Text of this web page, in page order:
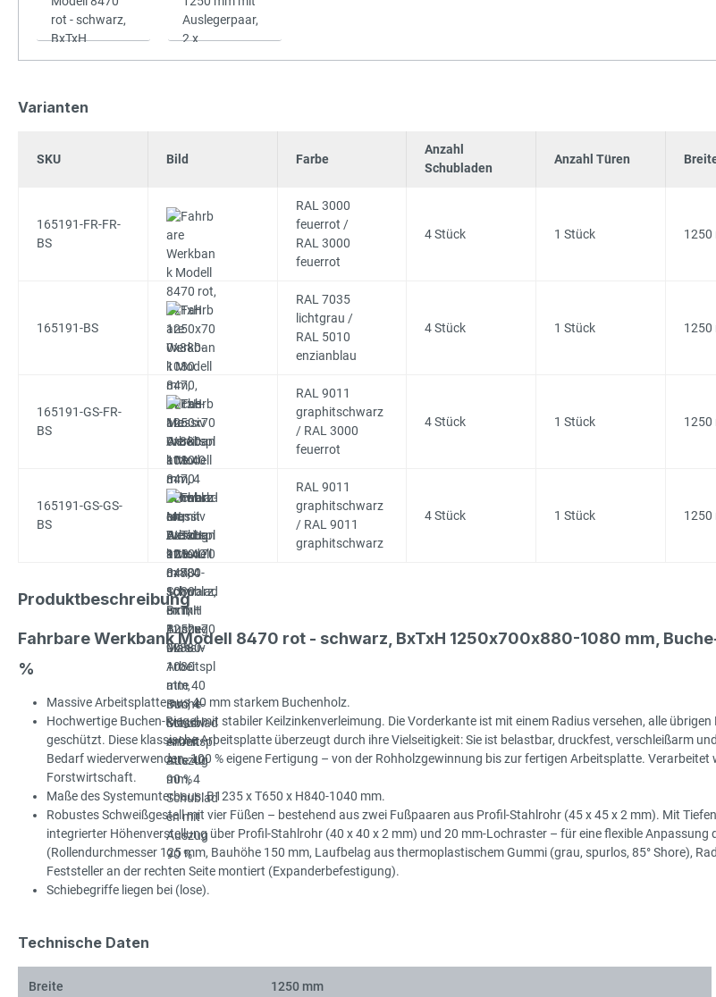
Varianten
SKU Bild Farbe
Anzahl
Schubladen
Anzahl Türen
165191-FR-FR-
BS
RAL 3000
feuerrot /
RAL 3000
feuerrot
4 Stück 1 Stück 1250
165191-BS
RAL 7035
lichtgrau /
RAL 5010
enzianblau
4 Stück 1 Stück 1250
165191-GS-FR-
BS
RAL 9011
graphitschwarz
/ RAL 3000
feuerrot
4 Stück 1 Stück 1250
165191-GS-GS-
BS
RAL 9011
graphitschwarz
/ RAL 9011
graphitschwarz
4 Stück 1 Stück 1250
Produktbeschreibung
Fahrbare Werkbank Modell 8470 rot - schwarz, BxTxH 1250x700x880-1080 mm,
%
Massive Arbeitsplatte aus 40 mm starkem Buchenholz.
Hochwertige Buchen-Riegel mit stabiler Keilzinkenverleimung. Die Vorderkante ist mit einem Radius versehen, alle
geschützt. Diese klassische Arbeitsplatte überzeugt durch ihre Vielseitigkeit: Sie ist belastbar, druckfest, verschleißarm
Bedarf wiederverwenden. 100 % eigene Fertigung – von der Rohholzgewinnung bis zur fertigen Arbeitsplatte.
Forstwirtschaft.
Maße des Systemunterbaus: B1235 x T650 x H840-1040 mm.
Robustes Schweißgestell mit vier Füßen – bestehend aus zwei Fußpaaren aus Profil-Stahlrohr (45 x 45 x 2 mm). Mit
integrierter Höhenverstellung über Profil-Stahlrohr (40 x 40 x 2 mm) und 20 mm-Lochraster – für eine flexible
(Rollendurchmesser 125 mm, Bauhöhe 150 mm, Laufbelag aus thermoplastischem Gummi (grau, spurlos, 85° Shore),
Feststeller an der rechten Seite montiert (Expanderbefestigung).
Schiebegriffe liegen bei (lose).
Technische Daten
Breite 1250 mm